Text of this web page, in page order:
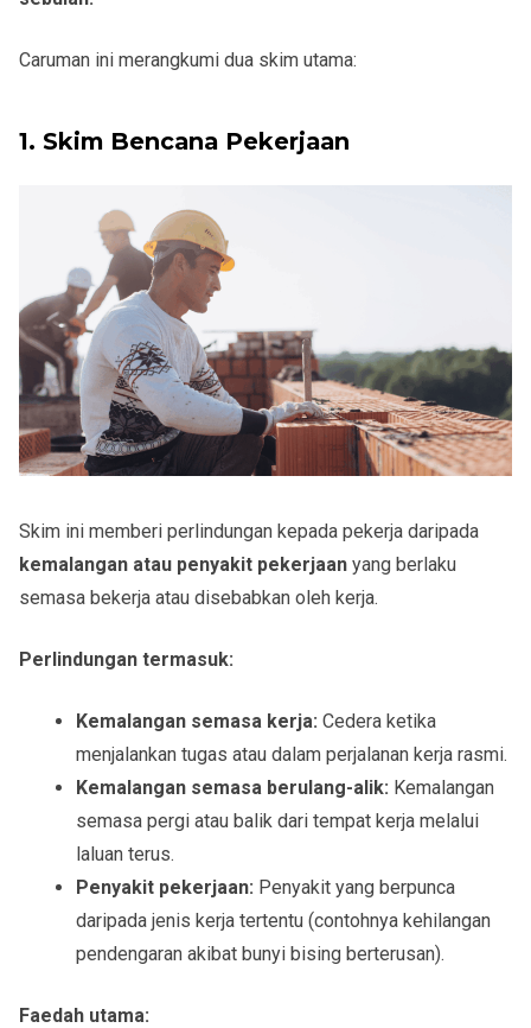
Caruman ini merangkumi dua skim utama:
1. Skim Bencana Pekerjaan
Skim ini memberi perlindungan kepada pekerja daripada
kemalangan atau penyakit pekerjaan yang berlaku
semasa bekerja atau disebabkan oleh kerja.
Perlindungan termasuk:
Kemalangan semasa kerja: Cedera ketika
menjalankan tugas atau dalam perjalanan kerja rasmi.
Kemalangan semasa berulang-alik: Kemalangan
semasa pergi atau balik dari tempat kerja melalui
laluan terus.
Penyakit pekerjaan: Penyakit yang berpunca
daripada jenis kerja tertentu (contohnya kehilangan
pendengaran akibat bunyi bising berterusan).
Faedah utama: